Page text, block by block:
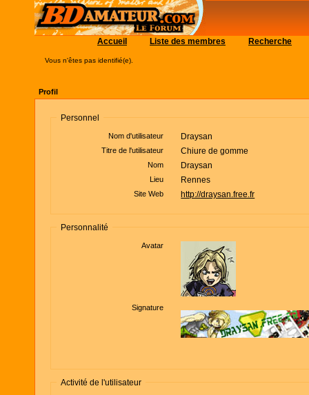
Accueil Liste des membres Recherche
Vous n'êtes pas identifié(e).
Profil
Personnel
Nom d'utilisateur Draysan
Titre de l'utilisateur Chiure de gomme
Nom Draysan
Lieu Rennes
Site Web http://draysan.free.fr
Personnalité
Avatar
Signature
Activité de l'utilisateur